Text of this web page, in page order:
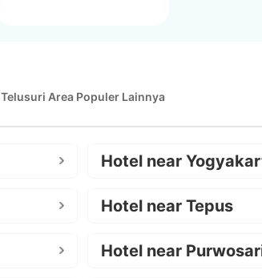
Telusuri Area Populer Lainnya
Hotel near
Hotel near Tepus
Hotel near